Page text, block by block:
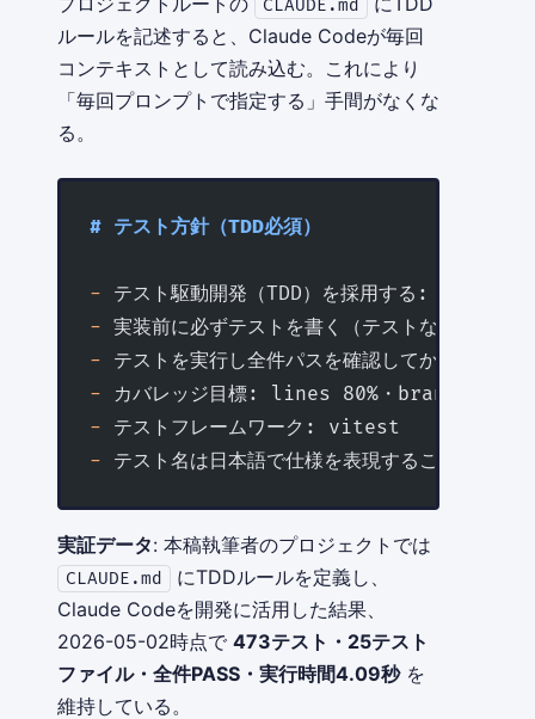
CLAUDE.md
ルールを記述すると、Claude Codeが毎回
コンテキストとして読み込む。これにより
「毎回プロンプトで指定する」手間がなくな
る。
# テスト方針（TDD必須）
- テスト駆動開発（TDD）を採用する: Red
- 実装前に必ずテストを書く（テストなき実装を
- テストを実行し全件パスを確認してから実装完
- カバレッジ目標: lines 80%・branches
- テストフレームワーク: vitest
- テスト名は日本語で仕様を表現すること（「〜の
実証データ: 本稿執筆者のプロジェクトでは
CLAUDE.md
にTDDルールを定義し、
Claude Codeを開発に活用した結果、
2026-05-02時点で 473テスト・25テスト
ファイル・全件PASS・実行時間4.09秒を
維持している。